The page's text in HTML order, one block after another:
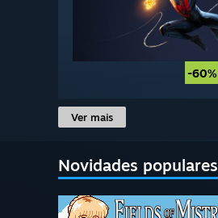
-60%
Ver mais
Novidades populares